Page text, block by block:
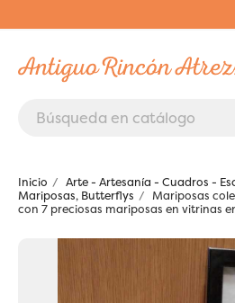
Inicio Arte - Artesanía - Cuadros -
Mariposas, Butterflys
Mariposas
con 7 preciosas mariposas en vitrinas